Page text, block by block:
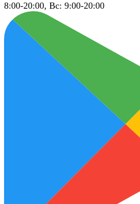
8:00-20:00, Вс: 9:00-20:00